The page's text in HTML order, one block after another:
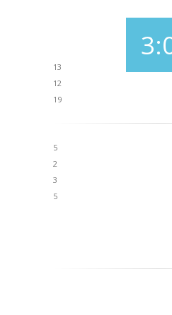
13
12
19
5
2
3
5